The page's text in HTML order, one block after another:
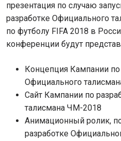
презентация по случаю
разработке Официального
по футболу FIFA 2018 в
конференции будут
Концепция Кампании по
Официального
Сайт Кампании по
талисмана ЧМ-2018
Анимационный ролик,
разработке